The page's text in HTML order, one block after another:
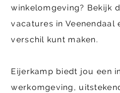
winkelomgeving? Bekijk
vacatures in Veenendaal
verschil kunt maken.
Eijerkamp biedt jou een
werkomgeving,